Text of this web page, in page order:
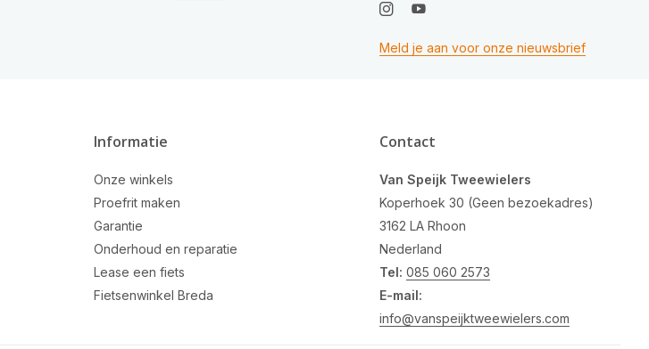
Meld je aan voor onze nieuwsbrief
Informatie
Onze winkels
Proefrit maken
Garantie
Onderhoud en reparatie
Lease een fiets
Fietsenwinkel Breda
Contact
Van Speijk Tweewielers
Koperhoek 30 (Geen bezoekadres)
3162 LA Rhoon
Nederland
Tel: 085 060 2573
E-mail:
info@vanspeijktweewielers.com